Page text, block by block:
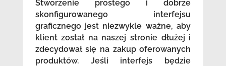
Stworzenie prostego i dobrze
skonfigurowanego interfejsu
graficznego jest niezwykle ważne, aby
klient został na naszej stronie dłużej i
zdecydował się na zakup oferowanych
produktów. Jeśli interfejs będzie